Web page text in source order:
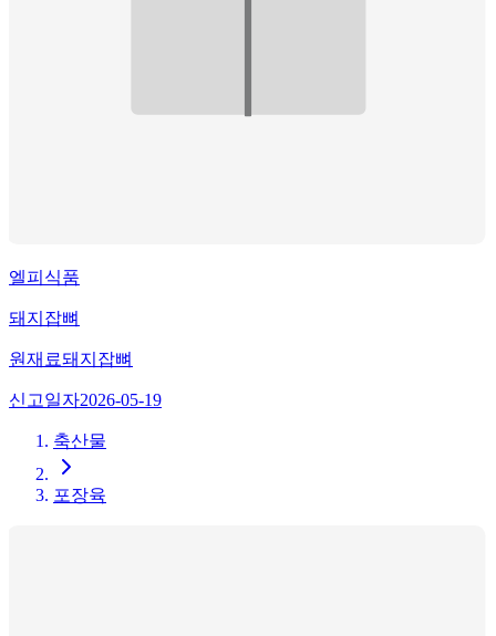
엘피식품
돼지잡뼈
원재료돼지잡뼈
신고일자2026-05-19
축산물
포장육